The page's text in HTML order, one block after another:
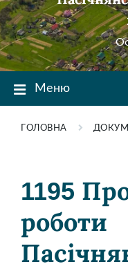
Меню
ГОЛОВНА
1195
роботи